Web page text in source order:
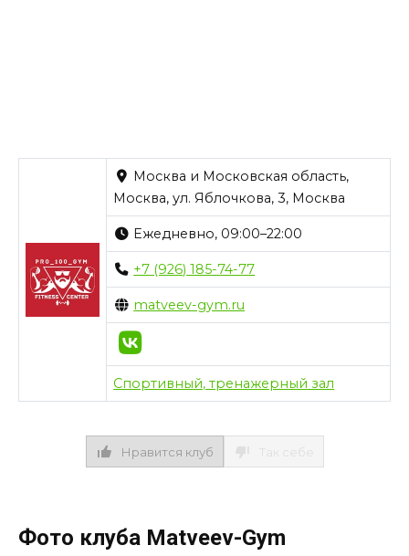
Москва и Московская область,
Москва, ул. Яблочкова, 3, Москва
Ежедневно, 09:00–22:00
+7 (926) 185-74-77
matveev-gym.ru
Спортивный, тренажерный зал
Нравится клуб
Фото клуба Matveev-Gym